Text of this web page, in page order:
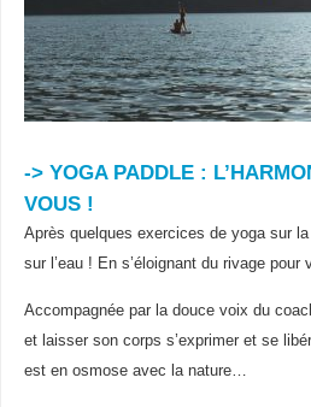
-> YOGA PADDLE:
VOUS !
Après quelques exercices de yoga sur
sur l’eau ! En s’éloignant du rivage pour
Accompagnée par la douce voix du
et laisser son corps s’exprimer et se
est en osmose avec la nature…